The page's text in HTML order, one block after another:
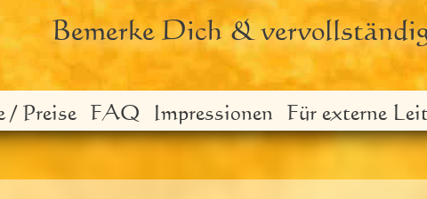
Bemerke Dich &
/ Preise FAQ Impressionen Für externe